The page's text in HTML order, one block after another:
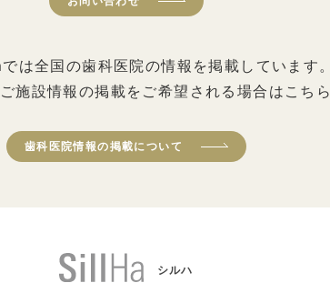
は全国の歯科医院の情報を掲載しています
施設情報の掲載をご希望される場合はこち
歯科医院情報の掲載について
シルハ